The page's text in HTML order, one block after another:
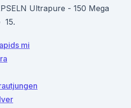
Ultrapure - 150 Mega
15.
mi